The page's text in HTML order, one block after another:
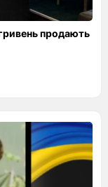
продають